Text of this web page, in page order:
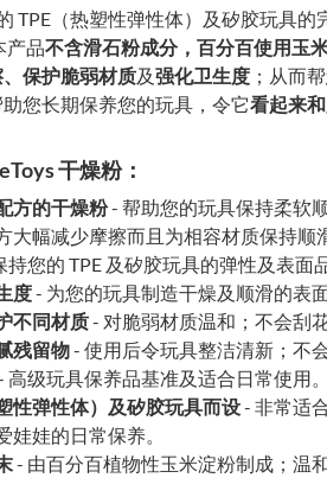
TPE（热塑性弹性体）及矽胶玩具的
产品不含滑石粉成分，百分百使用玉
保护脆弱材质及强化卫生度 ；从而
您长期保养您的玩具，令它看起来
干燥粉：
方的干燥粉- 帮助您的玩具保持柔软
大幅减少摩擦而且为相容材质保持顺
持您的 TPE 及矽胶玩具的弹性及表面
度- 为您的玩具制造干燥及顺滑的表
不同材质- 对脆弱材质温和；不会刮
残留物- 使用后令玩具整洁清新；不
高级玩具保养品基准及适合日常使用
性弹性体）及矽胶玩具而设- 非常适
娃娃的日常保养。
- 由百分百植物性玉米淀粉制成；温